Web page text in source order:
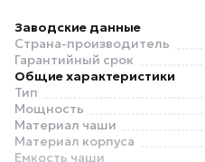
Заводские данные
Страна-производитель
Гарантийный срок
Общие характеристики
Тип
Мощность
Материал чаши
Материал корпуса
Емкость чаши